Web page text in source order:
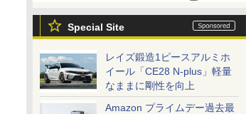
Special Site
レイズ鍛造1ピースアルミホ
イール「CE28 N-plus」軽量
なままに剛性を向上
Amazon プライムデー過去最